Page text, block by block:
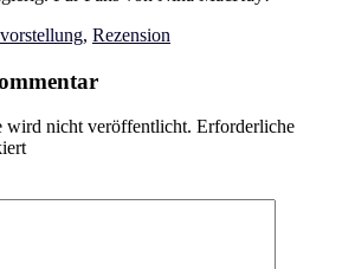
, Rezension
wird nicht veröffentlicht. Erforderliche